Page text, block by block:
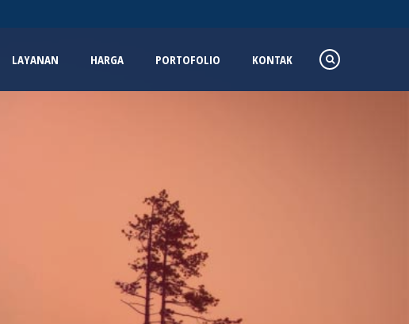
LAYANAN HARGA PORTOFOLIO KONTAK